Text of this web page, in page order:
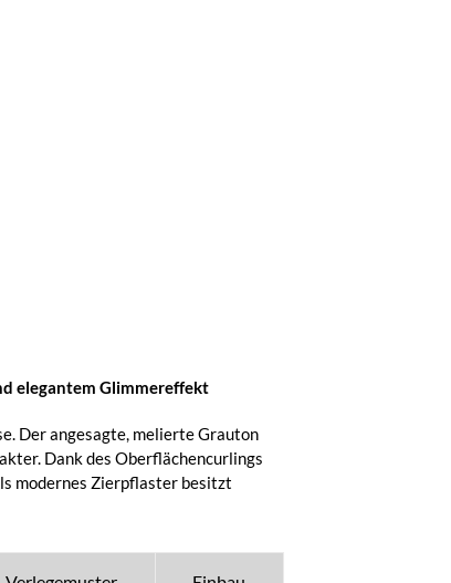
elegantem Glimmereffekt
Der angesagte, melierte Grauton
Dank des Oberflächencurlings
modernes Zierpflaster besitzt